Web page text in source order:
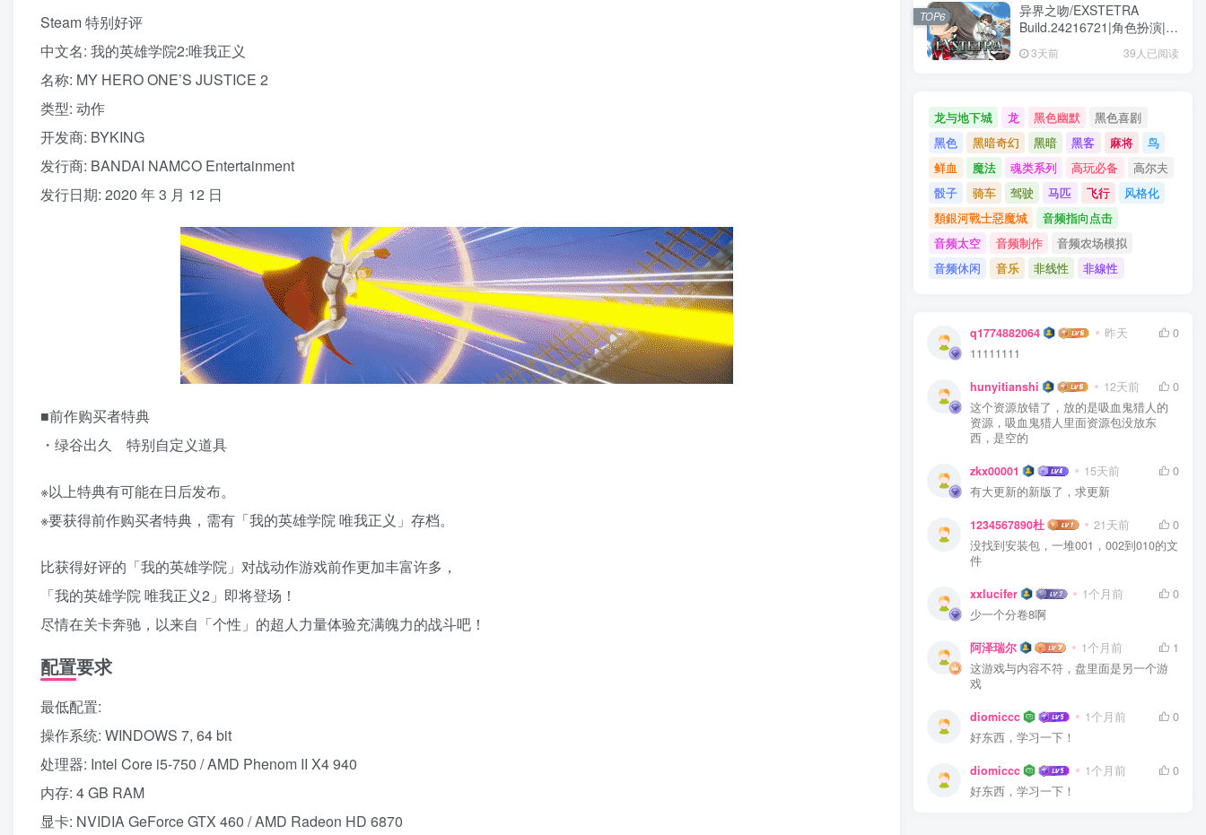
Steam 特别好评
中文名: 我的英雄学院2:唯我正义
名称: MY HERO ONE’S JUSTICE 2
类型: 动作
开发商: BYKING
发行商: BANDAI NAMCO Entertainment
发行日期: 2020 年 3 月 12 日
■前作购买者特典
・绿谷出久 特别自定义道具
※以上特典有可能在日后发布。
※要获得前作购买者特典，需有「我的英雄学院 唯我正义」存档。
比获得好评的「我的英雄学院」对战动作游戏前作更加丰富许多，
「我的英雄学院 唯我正义2」即将登场！
尽情在关卡奔驰，以来自「个性」的超人力量体验充满魄力的战斗吧！
配置要求
最低配置:
操作系统: WINDOWS 7, 64 bit
处理器: Intel Core i5-750 / AMD Phenom II X4 940
内存: 4 GB RAM
显卡: NVIDIA GeForce GTX 460 / AMD Radeon HD 6870
异界之吻/EXSTETRA
Build.24216721|角色扮演|容
量5GB|免安装绿色中文版
3天前 39人已阅读
TOP6
龙与地下城 龙 黑色幽默
黑色喜剧
黑色
黑暗奇幻 黑暗 黑客 麻将
鸟
鲜血
魔法 魂类系列 高玩必备
高尔夫
骰子
骑车 驾驶 马匹 飞行
风格化
類銀河戰士惡魔城
音频指向点击
音频太空
音频制作
音频农场模拟
音频休闲
音乐 非线性 非線性
q1774882064 昨天
0
11111111
hunyitianshi 12天前
0
这个资源放错了，放的是吸血鬼猎人的
资源，吸血鬼猎人里面资源包没放东
西，是空的
zkx00001 15天前
0
有大更新的新版了，求更新
1234567890杜 21天前
0
没找到安装包，一堆001，002到010的文
件
xxlucifer 1个月前
0
少一个分卷8啊
阿泽瑞尔 1个月前
1
这游戏与内容不符，盘里面是另一个游
戏
diomiccc 1个月前
0
好东西，学习一下！
diomiccc 1个月前
0
好东西，学习一下！